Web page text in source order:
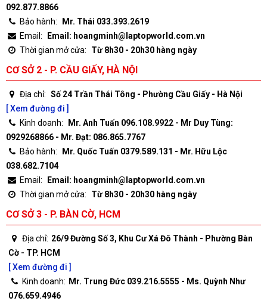
092.877.8866
Bảo hành:
Mr. Thái 033.393.2619
Email:
Email: hoangminh@laptopworld.com.vn
Thời gian mở cửa:
Từ 8h30 - 20h30 hàng ngày
CƠ SỞ 2 - P. CẦU GIẤY, HÀ NỘI
Địa chỉ: Số 24 Trần Thái Tông - Phường Cầu Giấy - Hà Nội
[ Xem đường đi ]
Kinh doanh:
Mr. Anh Tuấn 096.108.9922 - Mr Duy Tùng:
0929268866 - Mr. Đạt: 086.865.7767
Bảo hành:
Mr. Quốc Tuấn 0379.589.131 - Mr. Hữu Lộc
038.682.7104
Email:
Email: hoangminh@laptopworld.com.vn
Thời gian mở cửa:
Từ 8h30 - 20h30 hàng ngày
CƠ SỞ 3 - P. BÀN CỜ, HCM
Địa chỉ: 26/9 Đường Số 3, Khu Cư Xá Đô Thành - Phường Bàn
Cờ - TP. HCM
[ Xem đường đi ]
Kinh doanh: Mr. Trung Đức 039.216.5555 - Ms. Quỳnh Như
076.659.4946